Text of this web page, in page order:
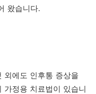
왔습니다.
외에도 인후통 증상을
가정용 치료법이 있습니